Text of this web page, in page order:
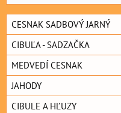
CESNAK SADBOVÝ JARNÝ
CIBUĽA - SADZAČKA
MEDVEDÍ CESNAK
JAHODY
CIBULE A HĽUZY